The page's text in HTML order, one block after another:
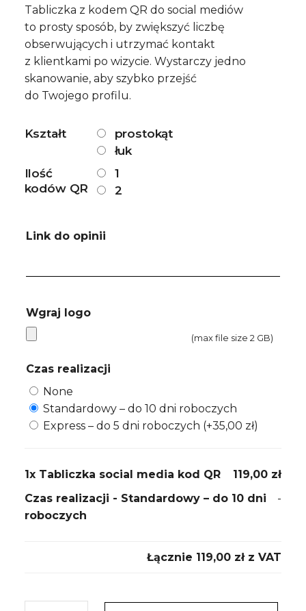
od
119,00 zł
do
149,00 zł
Tabliczka z kodem QR do social mediów
to prosty sposób, by zwiększyć liczbę
obserwujących i utrzymać kontakt
z klientkami po wizycie. Wystarczy jedno
skanowanie, aby szybko przejść
do Twojego profilu.
Kształt
prostokąt
łuk
Ilość
kodów QR
1
2
Link do opinii
Wgraj logo
(max file size 2 GB)
Czas realizacji
None
Standardowy – do 10 dni roboczych
Express – do 5 dni roboczych (+35,00 zł)
1x Tabliczka social media kod QR
119,00 zł
Czas realizacji - Standardowy – do 10 dni
roboczych
-
Łącznie 119,00 złㅤz VAT